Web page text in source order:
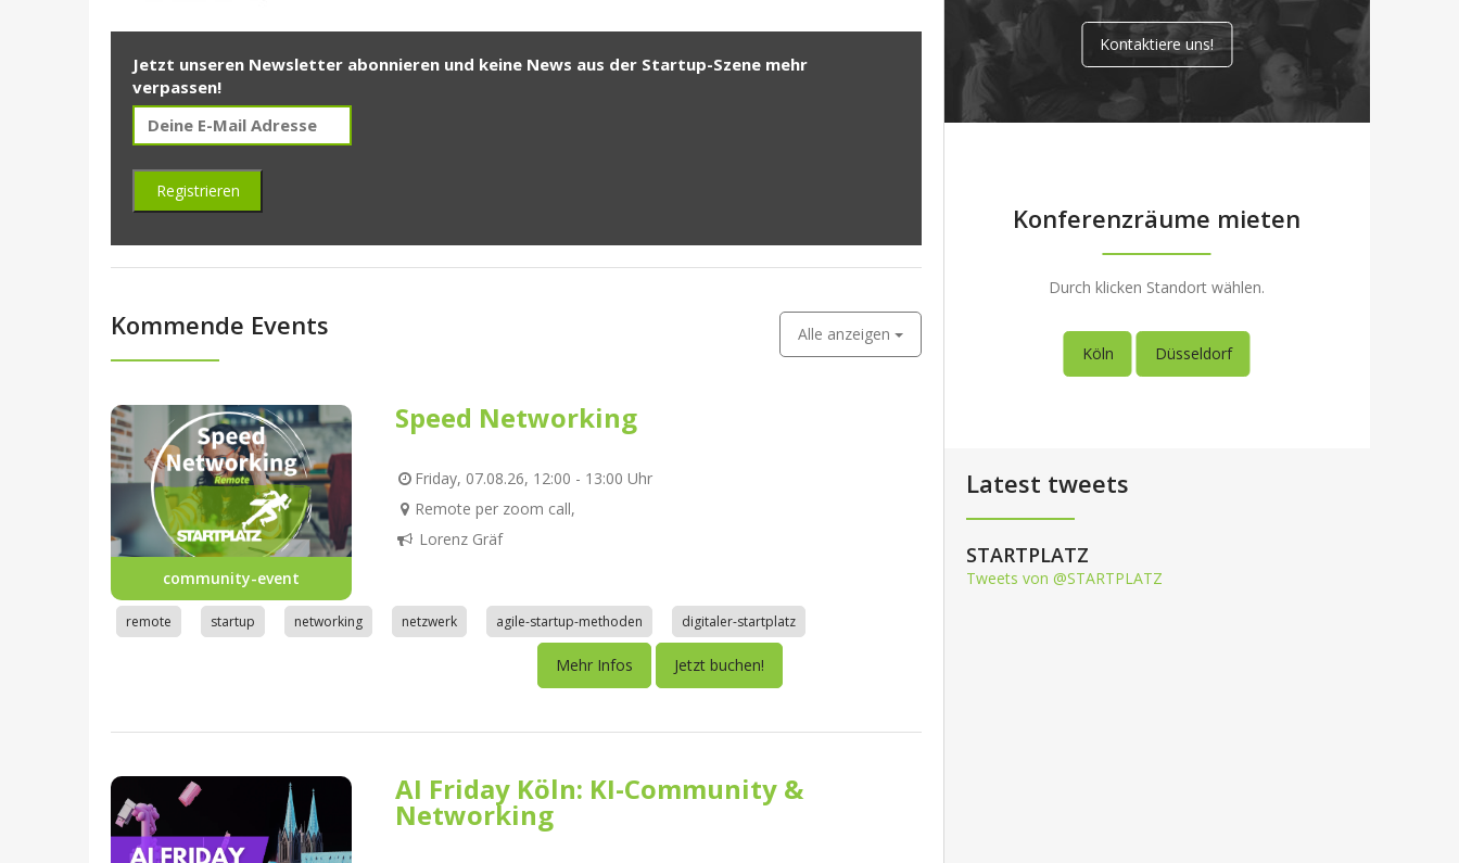
Jetzt unseren Newsletter abonnieren und keine News aus der Startup-Szene mehr
verpassen!
Kommende Events Alle anzeigen
community-event
Speed Networking
Friday, 07.08.26, 12:00 - 13:00 Uhr
Remote per zoom call,
Lorenz Gräf
remote startup networking netzwerk agile-startup-methoden digitaler-startplatz
Mehr Infos Jetzt buchen!
AI Friday Köln: KI-Community &
Networking
Kontaktiere uns!
Konferenzräume mieten
Durch klicken Standort wählen.
Köln Düsseldorf
Latest tweets
STARTPLATZ
Tweets von @STARTPLATZ